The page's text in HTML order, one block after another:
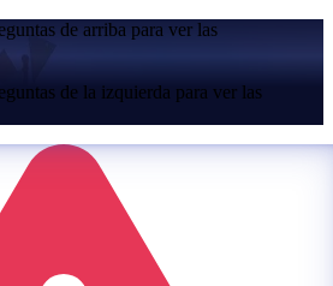
de arriba para ver las
de la izquierda para ver las